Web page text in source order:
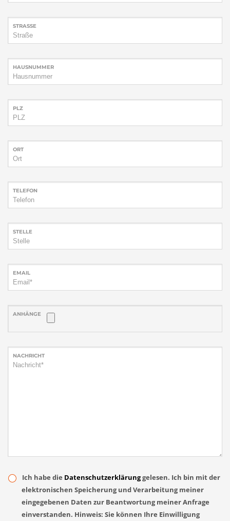
STRASSE
HAUSNUMMER
PLZ
ORT
TELEFON
STELLE
EMAIL
ANHÄNGE
NACHRICHT
Ich habe die Datenschutzerklärunggelesen. Ich bin mit der
elektronischen Speicherung und Verarbeitung meiner
eingegebenen Daten zur Beantwortung meiner Anfrage
einverstanden. Hinweis: Sie können Ihre Einwilligung